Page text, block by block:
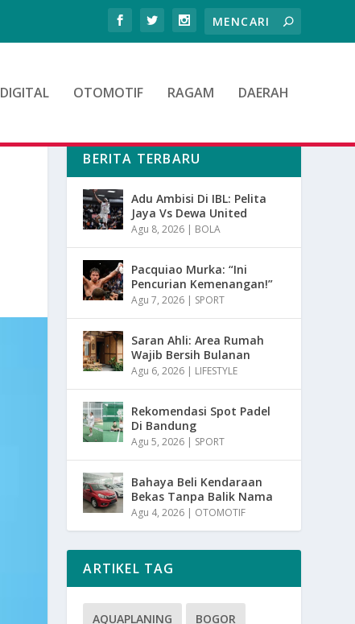
DIGITAL OTOMOTIF RAGAM DAERAH
BERITA TERBARU
Adu Ambisi Di IBL: Pelita
Jaya Vs Dewa United
Agu 8, 2026 | BOLA
Pacquiao Murka: “Ini
Pencurian Kemenangan!”
Agu 7, 2026 | SPORT
Saran Ahli: Area Rumah
Wajib Bersih Bulanan
Agu 6, 2026 | LIFESTYLE
Rekomendasi Spot Padel
Di Bandung
Agu 5, 2026 | SPORT
Bahaya Beli Kendaraan
Bekas Tanpa Balik Nama
Agu 4, 2026 | OTOMOTIF
ARTIKEL TAG
AQUAPLANING BOGOR